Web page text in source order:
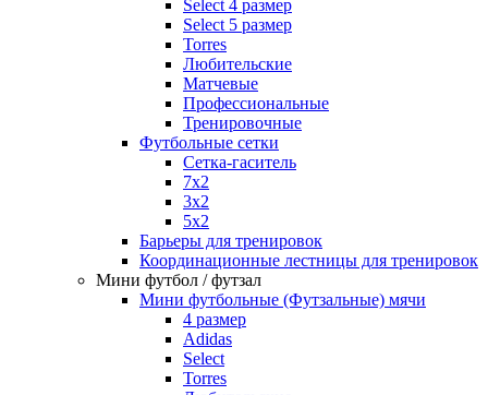
Select 4 размер
Select 5 размер
Torres
Любительские
Матчевые
Профессиональные
Тренировочные
Футбольные сетки
Сетка-гаситель
7x2
3х2
5х2
Барьеры для тренировок
Координационные лестницы для тренировок
Мини футбол / футзал
Мини футбольные (Футзальные) мячи
4 размер
Adidas
Select
Torres